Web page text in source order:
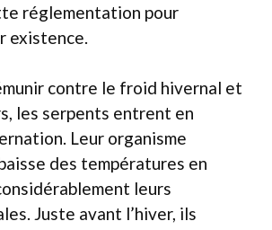
réglementation pour
existence.
contre le froid hivernal et
les serpents entrent en
Leur organisme
des températures en
leurs
Juste avant l’hiver, ils